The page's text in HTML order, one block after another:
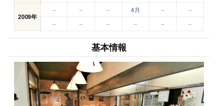
2009年
– – – 4月 –
–
–
– – – – –
基本情報